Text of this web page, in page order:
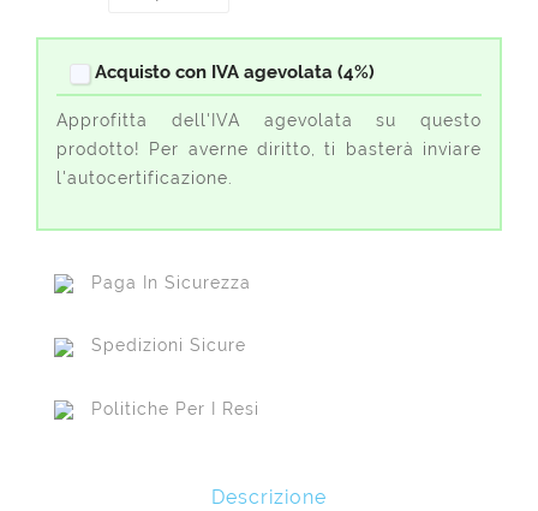
Acquisto con IVA agevolata (4%)
Approfitta dell'IVA agevolata su questo
prodotto! Per averne diritto, ti basterà inviare
l'autocertificazione.
Paga In Sicurezza
Spedizioni Sicure
Politiche Per I Resi
Descrizione